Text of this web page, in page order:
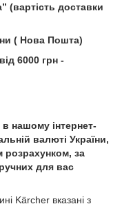
доставки
( Нова Пошта)
6000 грн -
нашому інтернет-
валюті України,
розрахунком, за
для вас
Kärcher вказані з